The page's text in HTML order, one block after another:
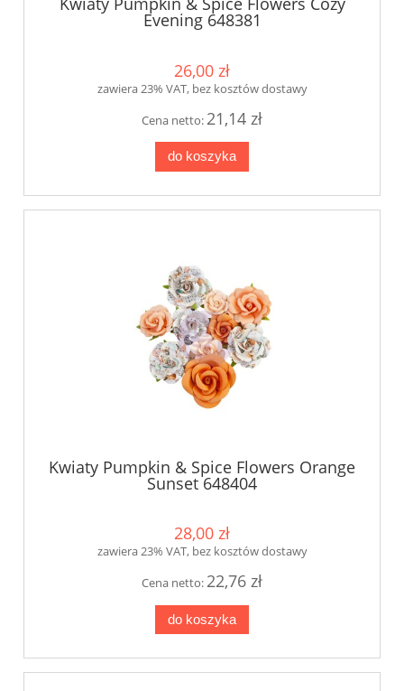
Evening 648381
26,00 zł
zawiera 23% VAT, bez kosztów dostawy
Cena netto: 21,14 zł
do koszyka
Kwiaty Pumpkin & Spice Flowers Orange
Sunset 648404
28,00 zł
zawiera 23% VAT, bez kosztów dostawy
Cena netto: 22,76 zł
do koszyka